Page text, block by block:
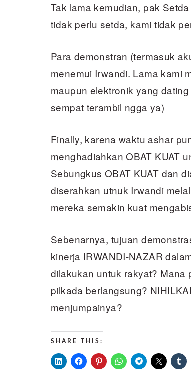
Tak lama kemudian, pak
tidak perlu setda, kami tidak
Para demonstran (termasuk
menemui Irwandi. Lama kami
maupun elektronik yang
sempat terambil ngga ya)
Finally, karena waktu ashar
menghadiahkan OBAT KUAT
Sebungkus OBAT KUAT dan
diserahkan utnuk Irwandi
mereka semakin kuat
Sebenarnya, tujuan
kinerja IRWANDI-NAZAR
dilakukan untuk rakyat? Mana
pilkada berlangsung?
menjumpainya?
SHARE THIS: